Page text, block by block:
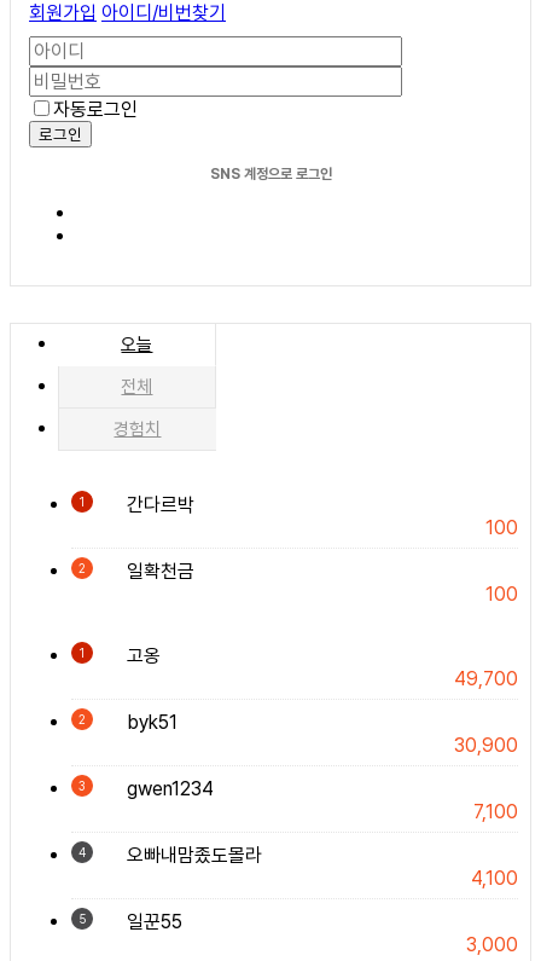
회원가입 아이디/비번찾기
자동로그인
로그인
SNS 계정으로 로그인
오늘
전체
경험치
1
간다르박
100
2
일확천금
100
1
고옹
49,700
2
byk51
30,900
3
gwen1234
7,100
4
오빠내맘좄도몰라
4,100
5
일꾼55
3,000